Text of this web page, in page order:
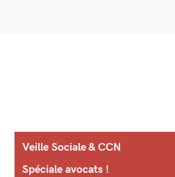
Veille Sociale & CCN
Spéciale avocats !